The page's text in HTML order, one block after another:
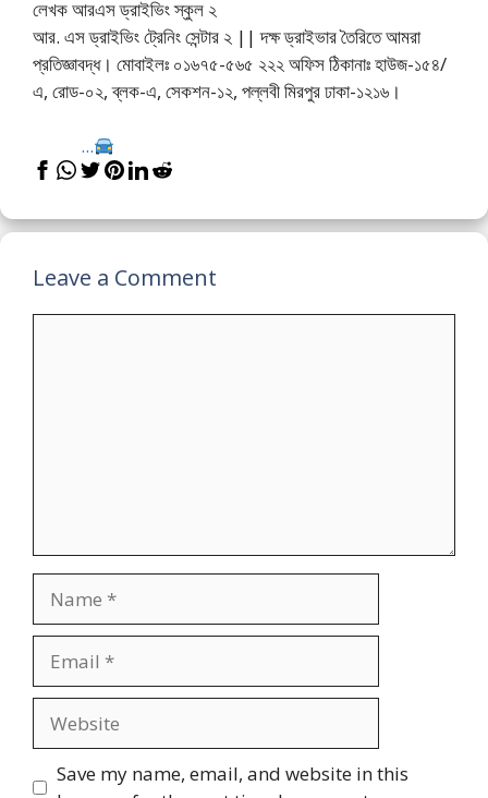
লেখক আরএস ড্রাইভিং স্কুল ২
আর. এস ড্রাইভিং ট্রেনিং সেন্টার ২ || দক্ষ ড্রাইভার তৈরিতে আমরা
প্রতিজ্ঞাবদ্ধ। মোবাইলঃ ০১৬৭৫-৫৬৫ ২২২ অফিস ঠিকানাঃ হাউজ-১৫৪/
এ, রোড-০২, ব্লক-এ, সেকশন-১২, পল্লবী মিরপুর ঢাকা-১২১৬।
...
Leave a Comment
Save my name, email, and website in this